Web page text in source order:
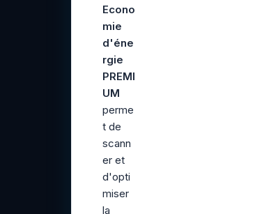
Econo
mie
d'éne
rgie
PREMI
UM
perme
t de
scann
er et
d'opti
miser
la